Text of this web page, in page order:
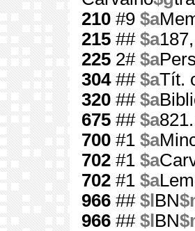
210 #9 $a
215 ## $a
225 2# $a
304## $aTít.
320 ## $a
675 ## $a
700 #1 $a
702 #1 $a
702 #1 $a
966 ## $l BN
966 ## $l BN